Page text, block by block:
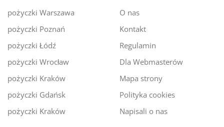
pożyczki Warszawa
pożyczki Poznań
pożyczki Łódź
pożyczki Wrocław
pożyczki Kraków
pożyczki Gdańsk
pożyczki Kraków
O nas
Kontakt
Regulamin
Dla Webmasterów
Mapa strony
Polityka cookies
Napisali o nas